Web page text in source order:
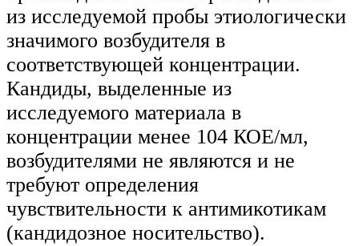
из исследуемой пробы этиологически
значимого возбудителя в
соответствующей концентрации.
Кандиды, выделенные из
исследуемого материала в
концентрации менее 104 КОЕ/мл,
возбудителями не являются и не
требуют определения
чувствительности к антимикотикам
(кандидозное носительство).